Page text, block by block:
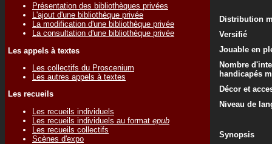
Présentation des bibliothèques privées
L'ajout d'une bibliothèque privée
La modification d'une bibliothèque privée
La consultation d'une bibliothèque privée
Les appels à textes
Les collectifs du Proscenium
Les autres appels à textes
Les recueils
Les recueils individuels
Les recueils individuels au format epub
Les recueils collectifs
Scènes d'expo
Distribution
Versifié
Jouable en
Nombre
handicapés
Décor et
Niveau de
Synopsis